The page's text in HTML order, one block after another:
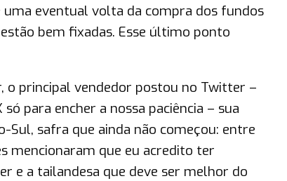
eventual volta da compra dos fundos
bem fixadas. Esse último ponto
o principal vendedor postou no Twitter –
para encher a nossa paciência – sua
Sul, safra que ainda não começou: entre
mencionaram que eu acredito ter
e a tailandesa que deve ser melhor do